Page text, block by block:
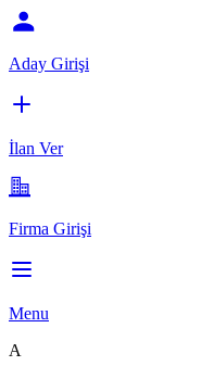
Aday Girişi
İlan Ver
Firma Girişi
Menu
A